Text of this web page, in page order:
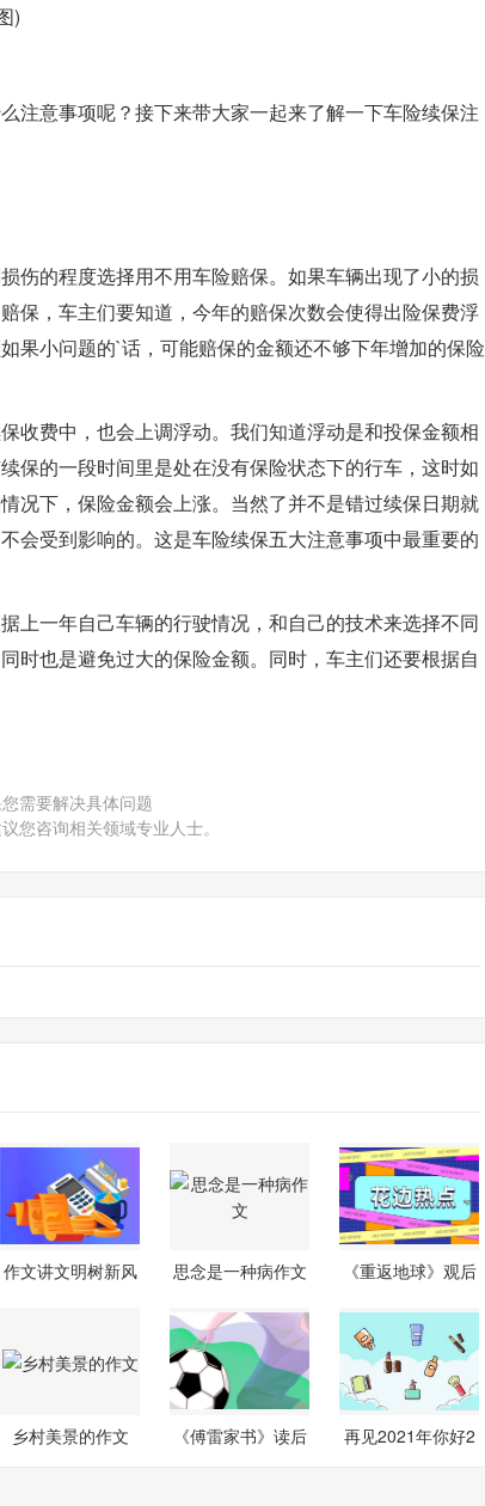
)
注意事项呢？接下来带大家一起来了解一下车险续保注
伤的程度选择用不用车险赔保。如果车辆出现了小的损
保，车主们要知道，今年的赔保次数会使得出险保费浮
果小问题的`话，可能赔保的金额还不够下年增加的保险
收费中，也会上调浮动。我们知道浮动是和投保金额相
保的一段时间里是处在没有保险状态下的行车，这时如
况下，保险金额会上涨。当然了并不是错过续保日期就
会受到影响的。这是车险续保五大注意事项中最重要的
上一年自己车辆的行驶情况，和自己的技术来选择不同
时也是避免过大的保险金额。同时，车主们还要根据自
需要解决具体问题
您咨询相关领域专业人士。
作文讲文明树新风 思念是一种病作文
《重返地球》观后
乡村美景的作文
《傅雷家书》读后
再见2021年你好2